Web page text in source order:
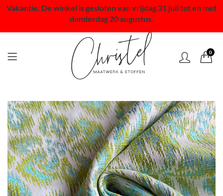
Vakantie: De winkel is gesloten van vrijdag 31 juli tot en met
donderdag 20 augustus.
0